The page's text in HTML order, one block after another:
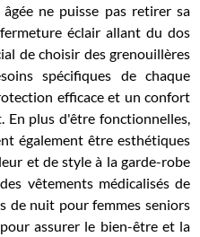
ne puisse pas retirer sa
éclair allant du dos
de choisir des grenouillères
spécifiques de chaque
efficace et un confort
plus d'être fonctionnelles,
également être esthétiques
et de style à la garde-robe
vêtements médicalisés de
de nuit pour femmes seniors
assurer le bien-être et la